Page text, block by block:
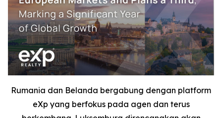
Rumania dan Belanda bergabung dengan platform
eXp yang berfokus pada agen dan terus